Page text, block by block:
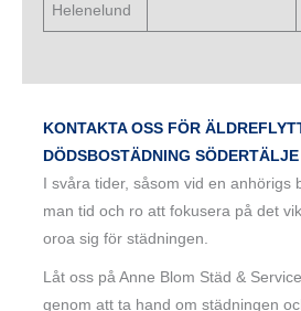
Helenelund
KONTAKTA OSS FÖR
DÖDSBOSTÄDNING SÖDERTÄLJE
I svåra tider, såsom vid en anhörigs
man tid och ro att fokusera på det
oroa sig för städningen.
Låt oss på Anne Blom Städ &
genom att ta hand om städningen